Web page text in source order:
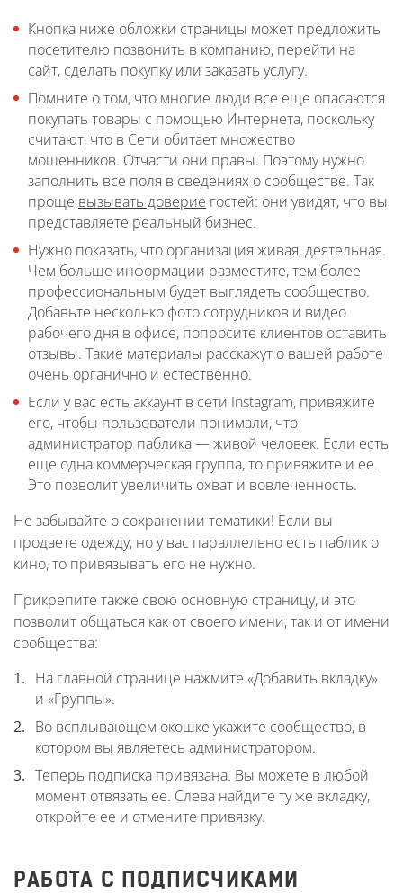
Кнопка ниже обложки страницы может предложить
посетителю позвонить в компанию, перейти на
сайт, сделать покупку или заказать услугу.
Помните о том, что многие люди все еще опасаются
покупать товары с помощью Интернета, поскольку
считают, что в Сети обитает множество
мошенников. Отчасти они правы. Поэтому нужно
заполнить все поля в сведениях о сообществе. Так
проще вызывать доверие гостей: они увидят, что вы
представляете реальный бизнес.
Нужно показать, что организация живая, деятельная.
Чем больше информации разместите, тем более
профессиональным будет выглядеть сообщество.
Добавьте несколько фото сотрудников и видео
рабочего дня в офисе, попросите клиентов оставить
отзывы. Такие материалы расскажут о вашей работе
очень органично и естественно.
Если у вас есть аккаунт в сети Instagram, привяжите
его, чтобы пользователи понимали, что
администратор паблика — живой человек. Если есть
еще одна коммерческая группа, то привяжите и ее.
Это позволит увеличить охват и вовлеченность.
Не забывайте о сохранении тематики! Если вы
продаете одежду, но у вас параллельно есть паблик о
кино, то привязывать его не нужно.
Прикрепите также свою основную страницу, и это
позволит общаться как от своего имени, так и от имени
сообщества:
На главной странице нажмите «Добавить вкладку»
и «Группы».
Во всплывающем окошке укажите сообщество, в
котором вы являетесь администратором.
Теперь подписка привязана. Вы можете в любой
момент отвязать ее. Слева найдите ту же вкладку,
откройте ее и отмените привязку.
РАБОТА С ПОДПИСЧИКАМИ